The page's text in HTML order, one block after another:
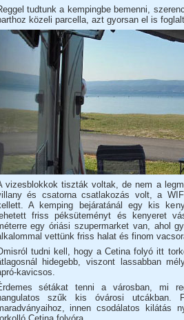
tudtunk a kempingbe bemenni,
közeli parcella, azt gyorsan el is
vizesblokkok tiszták voltak, de nem a
és csatorna csatlakozás volt, a
A kemping bejáratánál egy kis
friss péksüteményt és kenyeret
egy óriási szupermarket van, ahol
vettünk friss halat és finom
tudni kell, hogy a Cetina folyó itt
hidegebb, viszont lassabban
kavicsos.
sétákat tenni a városban, mi
szűk kis óvárosi utcákban.
innen csodálatos kilátás
Cetina folyóra.